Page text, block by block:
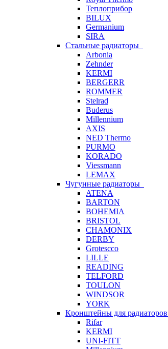
Теплоприбор
BILUX
Germanium
SIRA
Стальные радиаторы
Arbonia
Zehnder
KERMI
BERGERR
ROMMER
Stelrad
Buderus
Millennium
AXIS
NED Thermo
PURMO
KORADO
Viessmann
LEMAX
Чугунные радиаторы
ATENA
BARTON
BOHEMIA
BRISTOL
CHAMONIX
DERBY
Grotescco
LILLE
READING
TELFORD
TOULON
WINDSOR
YORK
Кронштейны для радиаторов
Rifar
KERMI
UNI-FITT